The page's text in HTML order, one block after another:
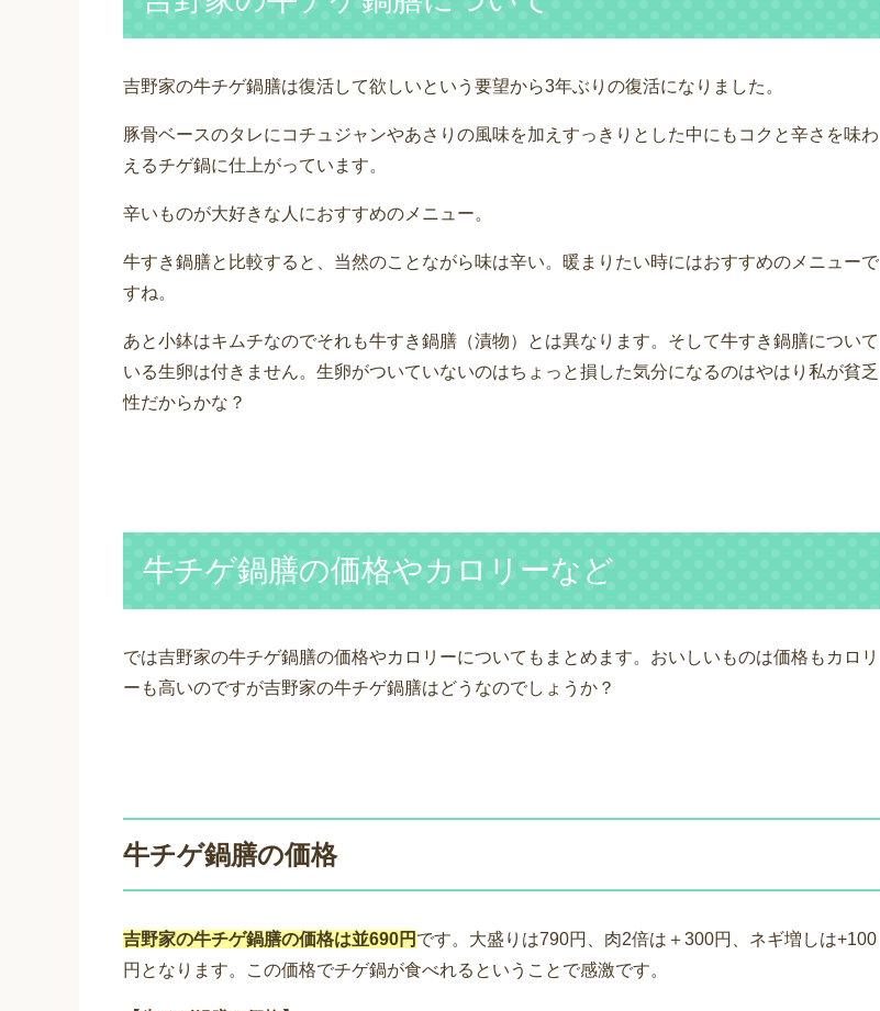
吉野家の牛チゲ鍋膳は復活して欲しいという要望から3年ぶりの復活になりました。
豚骨ベースのタレにコチュジャンやあさりの風味を加えすっきりとした中にもコクと辛さを味わ
えるチゲ鍋に仕上がっています。
辛いものが大好きな人におすすめのメニュー。
牛すき鍋膳と比較すると、当然のことながら味は辛い。暖まりたい時にはおすすめのメニューで
すね。
あと小鉢はキムチなのでそれも牛すき鍋膳（漬物）とは異なります。そして牛すき鍋膳について
いる生卵は付きません。生卵がついていないのはちょっと損した気分になるのはやはり私が貧乏
性だからかな？
牛チゲ鍋膳の価格やカロリーなど
では吉野家の牛チゲ鍋膳の価格やカロリーについてもまとめます。おいしいものは価格もカロリ
ーも高いのですが吉野家の牛チゲ鍋膳はどうなのでしょうか？
牛チゲ鍋膳の価格
吉野家の牛チゲ鍋膳の価格は並690円 です。大盛りは790円、肉2倍は＋300円、ネギ増しは+100
円となります。この価格でチゲ鍋が食べれるということで感激です。